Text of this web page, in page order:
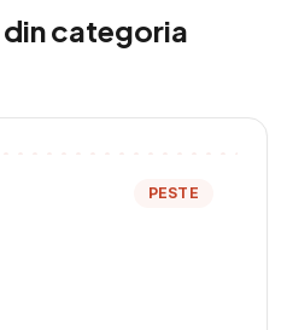
categoria
PESTE